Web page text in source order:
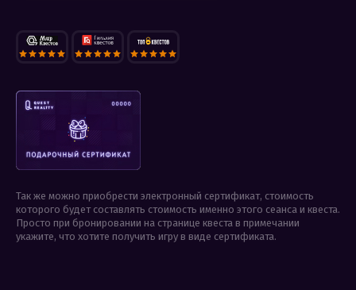
Так же можно приобрести электронный сертификат, стоимость
которого будет составлять стоимость именно этого сеанса и квеста.
Просто при бронировании на странице квеста в примечании
укажите, что хотите получить игру в виде сертификата.